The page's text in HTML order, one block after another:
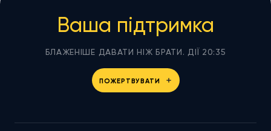
Ваша підтримка
БЛАЖЕНІШЕ ДАВАТИ НІЖ БРАТИ. ДІЇ 20:35
ПОЖЕРТВУВАТИ